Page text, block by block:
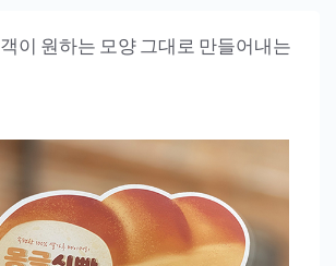
이 원하는 모양 그대로 만들어내는